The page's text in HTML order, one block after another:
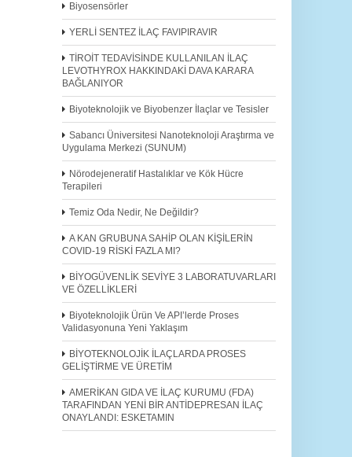
Biyosensörler
YERLİ SENTEZ İLAÇ FAVIPIRAVIR
TİROİT TEDAVİSİNDE KULLANILAN İLAÇ
LEVOTHYROX HAKKINDAKİ DAVA KARARA
BAĞLANIYOR
Biyoteknolojik ve Biyobenzer İlaçlar ve Tesisler
Sabancı Üniversitesi Nanoteknoloji Araştırma ve
Uygulama Merkezi (SUNUM)
Nörodejeneratif Hastalıklar ve Kök Hücre
Terapileri
Temiz Oda Nedir, Ne Değildir?
A KAN GRUBUNA SAHİP OLAN KİŞİLERİN
COVID-19 RİSKİ FAZLA MI?
BİYOGÜVENLİK SEVİYE 3 LABORATUVARLARI
VE ÖZELLİKLERİ
Biyoteknolojik Ürün Ve API’lerde Proses
Validasyonuna Yeni Yaklaşım
BİYOTEKNOLOJİK İLAÇLARDA PROSES
GELİŞTİRME VE ÜRETİM
AMERİKAN GIDA VE İLAÇ KURUMU (FDA)
TARAFINDAN YENİ BİR ANTİDEPRESAN İLAÇ
ONAYLANDI: ESKETAMIN